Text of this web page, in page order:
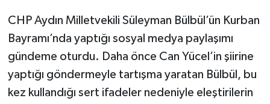
CHP Aydın Milletvekili Süleyman Bülbül’ün Kurban
Bayramı’nda yaptığı sosyal medya paylaşımı
gündeme oturdu. Daha önce Can Yücel’in şiirine
yaptığı göndermeyle tartışma yaratan Bülbül, bu
kez kullandığı sert ifadeler nedeniyle eleştirilerin